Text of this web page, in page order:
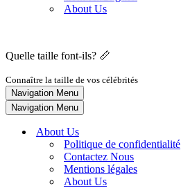
About Us
Quelle taille font-ils? 📏
Connaître la taille de vos célébrités
Navigation Menu
Navigation Menu
About Us
Politique de confidentialité
Contactez Nous
Mentions légales
About Us